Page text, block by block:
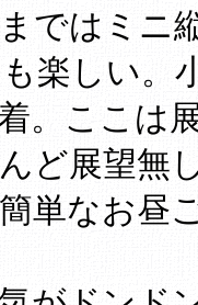
ではミニ
楽しい。
。ここは
ど展望無
単なお昼